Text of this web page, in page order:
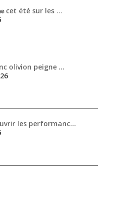
cet été sur les …
olivion peigne …
les performanc…